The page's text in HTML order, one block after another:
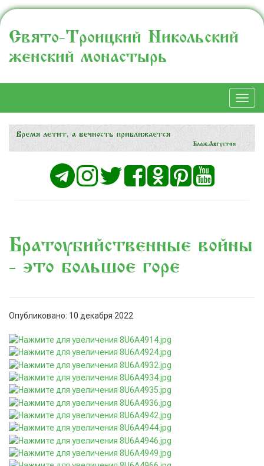
Свято-Троицкий Никольский
женский монастырь
Братоубийственные войны
- это большое горе
Опубликовано: 10 декабря 2022